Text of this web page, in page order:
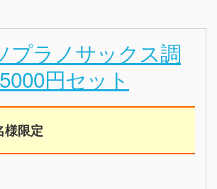
プラノサックス調
円セット
様限定